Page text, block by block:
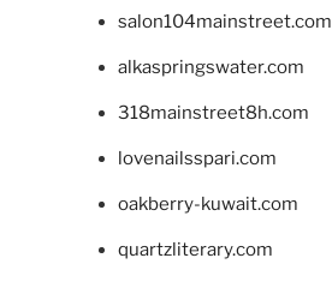
salon104mainstreet.com
alkaspringswater.com
318mainstreet8h.com
lovenailsspari.com
oakberry-kuwait.com
quartzliterary.com